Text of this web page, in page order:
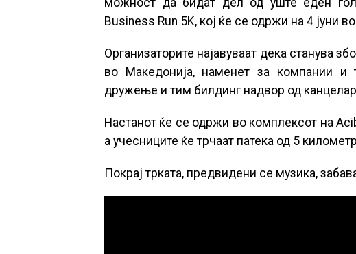
Business Run 5K, кој ќе се одржи на 4 јуни
Организаторите најавуваат дека станува
во Македонија, наменет за компании и
дружење и тим билдинг надвор од
Настанот ќе се одржи во комплексот на
а учесниците ќе трчаат патека од 5
Покрај трката, предвидени се музика,